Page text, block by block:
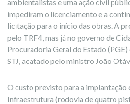
ambientalistas e uma ação civil
impediram o licenciamento e a
licitação para o início das obras. A
pelo TRF4, mas já no governo de
Procuradoria Geral do Estado
STJ, acatado pelo ministro João
O custo previsto para a implantação
Infraestrutura (rodovia de quatro